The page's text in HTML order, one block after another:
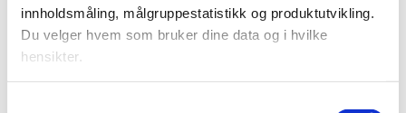
innholdsmåling, målgruppestatistikk og produktutvikling.
Du velger hvem som bruker dine data og i hvilke
hensikter.